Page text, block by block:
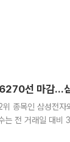
선 마감…
종목인 삼성전
는 전 거래일 대